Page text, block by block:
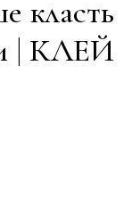
класть
| КЛЕЙ